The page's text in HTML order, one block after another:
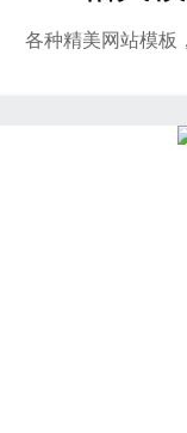
各种精美网站模板